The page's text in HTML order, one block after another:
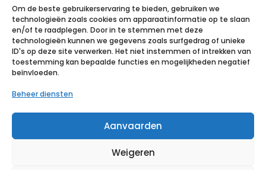
Om de beste gebruikerservaring te bieden, gebruiken we
technologieën zoals cookies om apparaatinformatie op te slaan
en/of te raadplegen. Door in te stemmen met deze
technologieën kunnen we gegevens zoals surfgedrag of unieke
ID's op deze site verwerken. Het niet instemmen of intrekken van
toestemming kan bepaalde functies en mogelijkheden negatief
beïnvloeden.
Beheer diensten
Aanvaarden
Weigeren
STERILUX ES
7,5×7,5cm 8l.st.
25×2 p/s
Voeg toe aan verlanglijst
3M Steri-Strip
hechtstrips,
6mm x 75mm
Voeg toe aan verlanglijst